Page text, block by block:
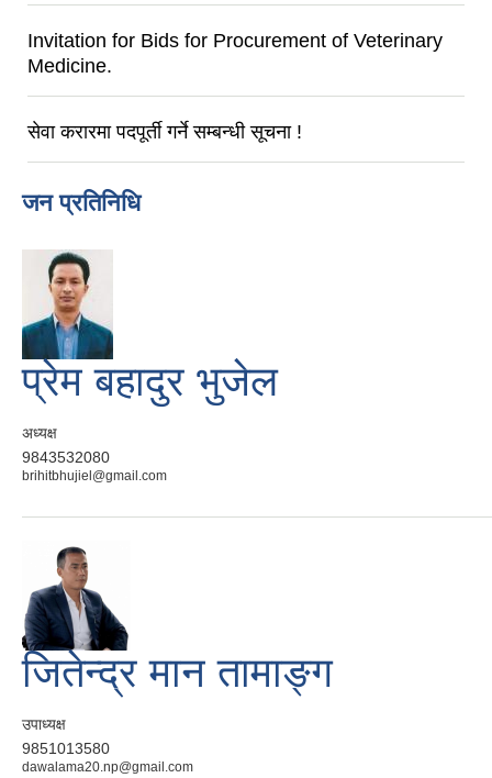
Invitation for Bids for Procurement of Veterinary
Medicine.
सेवा करारमा पदपूर्ती गर्ने सम्बन्धी सूचना !
जन प्रतिनिधि
प्रेम बहादुर भुजेल
अध्यक्ष
9843532080
brihitbhujiel@gmail.com
जितेन्द्र मान तामाङ्ग
उपाध्यक्ष
9851013580
dawalama20.np@gmail.com